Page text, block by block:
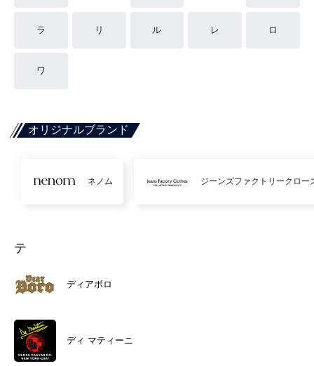
ラ リ ル レ ロ
ワ
オリジナルブランド
ネノム ジーンズファクトリークロー
テ
ディアボロ
ディ マティーニ